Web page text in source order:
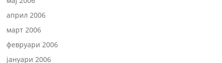
април 2006
март 2006
февруари 2006
јануари 2006